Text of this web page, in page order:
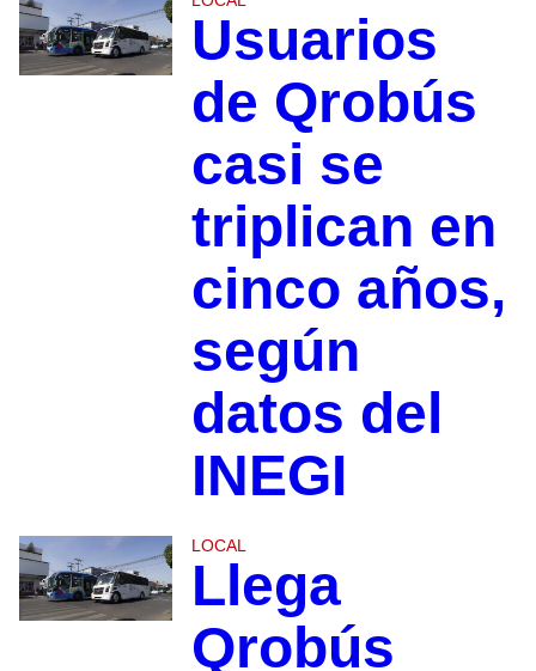
Usuarios
de Qrobús
casi se
triplican en
cinco años,
según
datos del
INEGI
LOCAL
Llega
Qrobús